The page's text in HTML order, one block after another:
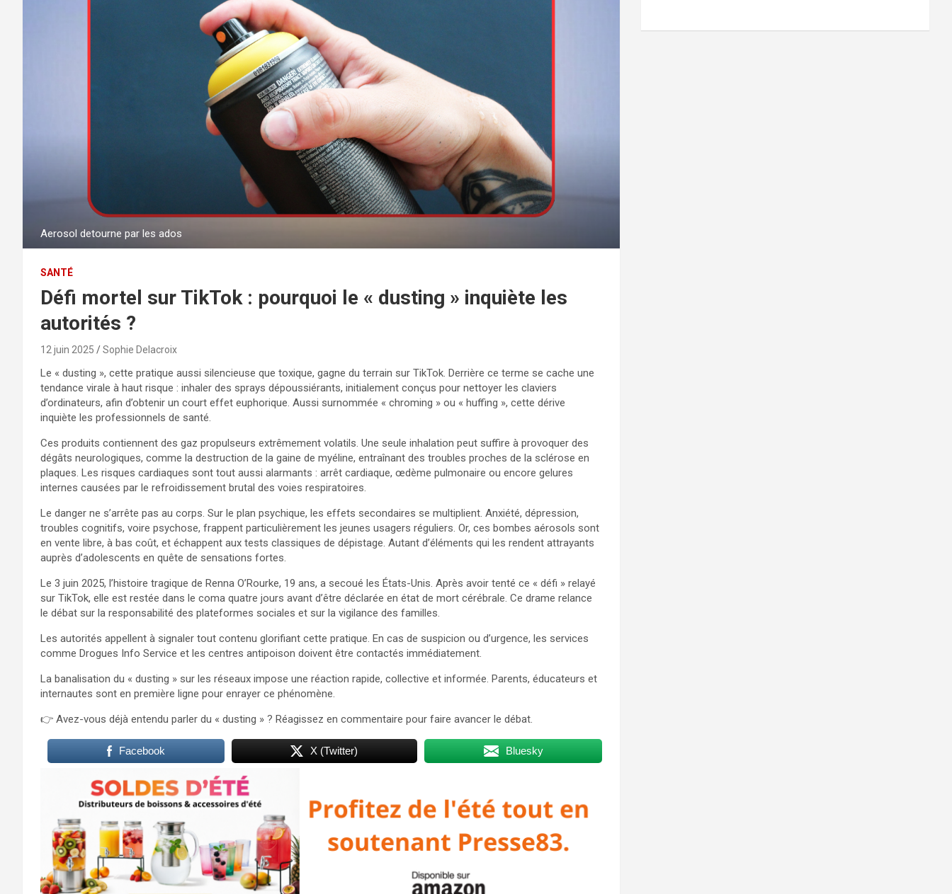
Aerosol detourne par les ados
SANTÉ
Défi mortel sur TikTok : pourquoi le « dusting » inquiète les
autorités ?
12 juin 2025 Sophie Delacroix
Le « dusting », cette pratique aussi silencieuse que toxique, gagne du terrain sur TikTok. Derrière ce terme se cache une
tendance virale à haut risque : inhaler des sprays dépoussiérants, initialement conçus pour nettoyer les claviers
d’ordinateurs, afin d’obtenir un court effet euphorique. Aussi surnommée « chroming » ou « huffing », cette dérive
inquiète les professionnels de santé.
Ces produits contiennent des gaz propulseurs extrêmement volatils. Une seule inhalation peut suffire à provoquer des
dégâts neurologiques, comme la destruction de la gaine de myéline, entraînant des troubles proches de la sclérose en
plaques. Les risques cardiaques sont tout aussi alarmants : arrêt cardiaque, œdème pulmonaire ou encore gelures
internes causées par le refroidissement brutal des voies respiratoires.
Le danger ne s’arrête pas au corps. Sur le plan psychique, les effets secondaires se multiplient. Anxiété, dépression,
troubles cognitifs, voire psychose, frappent particulièrement les jeunes usagers réguliers. Or, ces bombes aérosols sont
en vente libre, à bas coût, et échappent aux tests classiques de dépistage. Autant d’éléments qui les rendent attrayants
auprès d’adolescents en quête de sensations fortes.
Le 3 juin 2025, l’histoire tragique de Renna O’Rourke, 19 ans, a secoué les États-Unis. Après avoir tenté ce « défi » relayé
sur TikTok, elle est restée dans le coma quatre jours avant d’être déclarée en état de mort cérébrale. Ce drame relance
le débat sur la responsabilité des plateformes sociales et sur la vigilance des familles.
Les autorités appellent à signaler tout contenu glorifiant cette pratique. En cas de suspicion ou d’urgence, les services
comme Drogues Info Service et les centres antipoison doivent être contactés immédiatement.
La banalisation du « dusting » sur les réseaux impose une réaction rapide, collective et informée. Parents, éducateurs et
internautes sont en première ligne pour enrayer ce phénomène.
👉 Avez-vous déjà entendu parler du « dusting » ? Réagissez en commentaire pour faire avancer le débat.
Facebook X (Twitter) Bluesky